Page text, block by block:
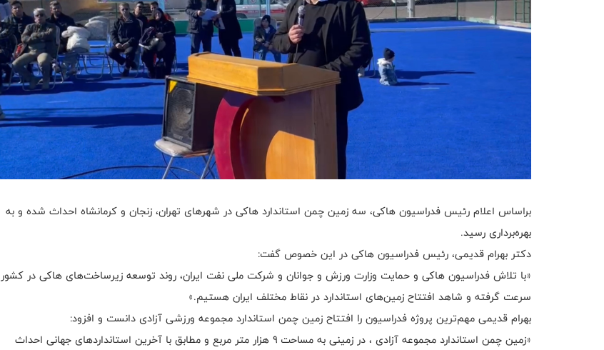
براساس اعلام رئیس فدراسیون هاکی، سه زمین چمن استاندارد هاکی در شهرهای تهران، زنجان و کرمانشاه احداث شده و به
بهره‌برداری رسید.
دکتر بهرام قدیمی، رئیس فدراسیون هاکی در این خصوص گفت:
«با تلاش فدراسیون هاکی و حمایت وزارت ورزش و جوانان و شرکت ملی نفت ایران، روند توسعه زیرساخت‌های هاکی در کشور
سرعت گرفته و شاهد افتتاح زمین‌های استاندارد در نقاط مختلف ایران هستیم.»
بهرام قدیمی مهم‌ترین پروژه فدراسیون را افتتاح زمین چمن استاندارد مجموعه ورزشی آزادی دانست و افزود:
«زمین چمن استاندارد مجموعه آزادی ، در زمینی به مساحت ۹ هزار متر مربع و مطابق با آخرین استانداردهای جهانی احداث